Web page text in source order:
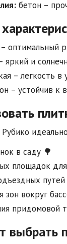
бетон –
оптимальный
яркий и
– легкость
– устойчив к
Рубико
в саду 🌳
площадок
путей
вокруг
придомовой
выбрать